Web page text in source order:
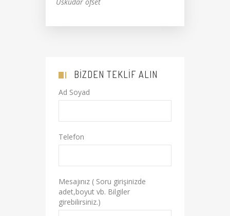
BIZDEN TEKLIF ALIN
Ad Soyad
Telefon
Mesajınız ( Soru girişinizde
adet,boyut vb. Bilgiler
girebilirsiniz.)